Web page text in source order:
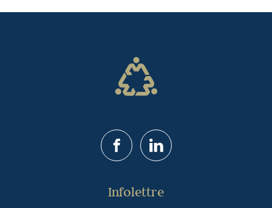
FacebookLinkedIn
Infolettre